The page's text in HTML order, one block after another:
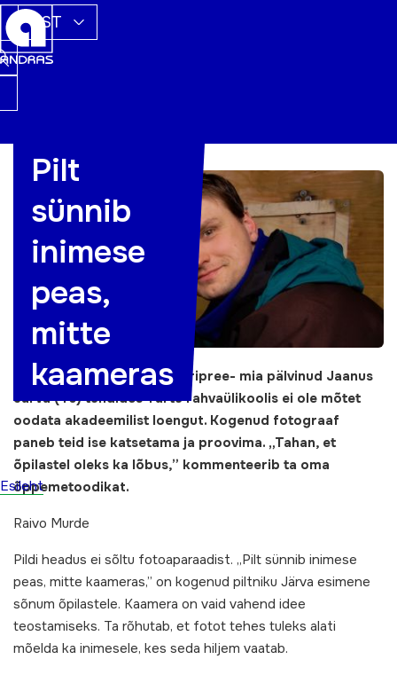
EST
Esileht
Pilt
sünnib
inimese
peas,
mitte
kaameras
Tänavuse aasta koolitaja eripree- mia pälvinud Jaanus
Järva (40) tundides Tartu rahvaülikoolis ei ole mõtet
oodata akadeemilist loengut. Kogenud fotograaf
paneb teid ise katsetama ja proovima. „Tahan, et
õpilastel oleks ka lõbus,” kommenteerib ta oma
õppemetoodikat.
Raivo Murde
Pildi headus ei sõltu fotoaparaadist. „Pilt sünnib inimese
peas, mitte kaameras,” on kogenud piltniku Järva esimene
sõnum õpilastele. Kaamera on vaid vahend idee
teostamiseks. Ta rõhutab, et fotot tehes tuleks alati
mõelda ka inimesele, kes seda hiljem vaatab.